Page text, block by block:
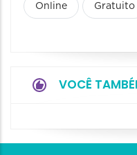
Online Gratuito
VOCÊ